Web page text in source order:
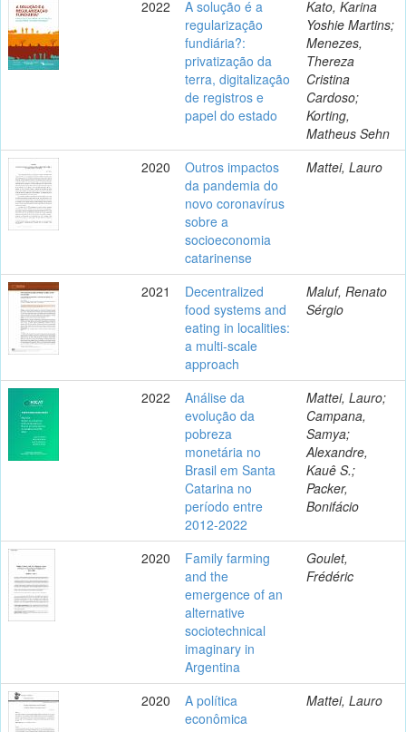
2022
A solução é a
regularização
fundiária?:
privatização da
terra, digitalização
de registros e
papel do estado
Kato, Karina
Yoshie Martins;
Menezes,
Thereza
Cristina
Cardoso;
Korting,
Matheus Sehn
2020
Outros impactos
da pandemia do
novo coronavírus
sobre a
socioeconomia
catarinense
Mattei, Lauro
2021
Decentralized
food systems and
eating in localities:
a multi-scale
approach
Maluf, Renato
Sérgio
2022
Análise da
evolução da
pobreza
monetária no
Brasil em Santa
Catarina no
período entre
2012-2022
Mattei, Lauro;
Campana,
Samya;
Alexandre,
Kauê S.;
Packer,
Bonifácio
2020
Family farming
and the
emergence of an
alternative
sociotechnical
imaginary in
Argentina
Goulet,
Frédéric
2020
A política
econômica
Mattei, Lauro